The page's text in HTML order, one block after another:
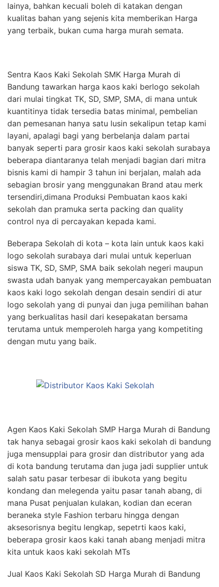
lainya, bahkan kecuali boleh di katakan dengan
kualitas bahan yang sejenis kita memberikan Harga
yang terbaik, bukan cuma harga murah semata.
Sentra Kaos Kaki Sekolah SMK Harga Murah di
Bandung tawarkan harga kaos kaki berlogo sekolah
dari mulai tingkat TK, SD, SMP, SMA, di mana untuk
kuantitinya tidak tersedia batas minimal, pembelian
dan pemesanan hanya satu lusin sekalipun tetap kami
layani, apalagi bagi yang berbelanja dalam partai
banyak seperti para grosir kaos kaki sekolah surabaya
beberapa diantaranya telah menjadi bagian dari mitra
bisnis kami di hampir 3 tahun ini berjalan, malah ada
sebagian brosir yang menggunakan Brand atau merk
tersendiri,dimana Produksi Pembuatan kaos kaki
sekolah dan pramuka serta packing dan quality
control nya di percayakan kepada kami.
Beberapa Sekolah di kota – kota lain untuk kaos kaki
logo sekolah surabaya dari mulai untuk keperluan
siswa TK, SD, SMP, SMA baik sekolah negeri maupun
swasta udah banyak yang mempercayakan pembuatan
kaos kaki logo sekolah dengan desain sendiri di atur
logo sekolah yang di punyai dan juga pemilihan bahan
yang berkualitas hasil dari kesepakatan bersama
terutama untuk memperoleh harga yang kompetiting
dengan mutu yang baik.
Agen Kaos Kaki Sekolah SMP Harga Murah di Bandung
tak hanya sebagai grosir kaos kaki sekolah di bandung
juga mensupplai para grosir dan distributor yang ada
di kota bandung terutama dan juga jadi supplier untuk
salah satu pasar terbesar di ibukota yang begitu
kondang dan melegenda yaitu pasar tanah abang, di
mana Pusat penjualan kulakan, kodian dan eceran
beraneka style Fashion terbaru hingga dengan
aksesorisnya begitu lengkap, sepetrti kaos kaki,
beberapa grosir kaos kaki tanah abang menjadi mitra
kita untuk kaos kaki sekolah MTs
Jual Kaos Kaki Sekolah SD Harga Murah di Bandung